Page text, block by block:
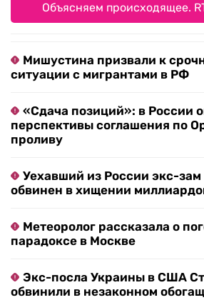
Объясняем происходящее.
Мишустина призвали к
ситуации с мигрантами в РФ
«Сдача позиций»: в России
перспективы соглашения по
проливу
Уехавший из России экс-
обвинен в хищении
Метеоролог рассказала о
парадоксе в Москве
Экс-посла Украины в США
обвинили в незаконном